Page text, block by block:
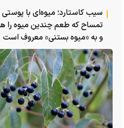
سیب کاستارد؛ میوه‌ای با
تمساح که طعم چندین میوه را
و به «میوه بستنی» معروف است